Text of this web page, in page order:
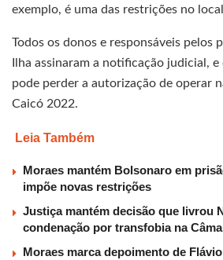
exemplo, é uma das restrições no
Todos os donos e responsáveis pelos
Ilha assinaram a notificação judicial,
pode perder a autorização de operar
Caicó 2022.
Leia Também
Moraes mantém Bolsonaro em
impõe novas restrições
Justiça mantém decisão que livrou
condenação por transfobia na
Moraes marca depoimento de